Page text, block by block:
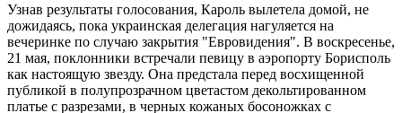
Узнав результаты голосования, Кароль вылетела домой, не
дожидаясь, пока украинская делегация нагуляется на
вечеринке по случаю закрытия "Евровидения". В воскресенье,
21 мая, поклонники встречали певицу в аэропорту Борисполь
как настоящую звезду. Она предстала перед восхищенной
публикой в полупрозрачном цветастом декольтированном
платье с разрезами, в черных кожаных босоножках с